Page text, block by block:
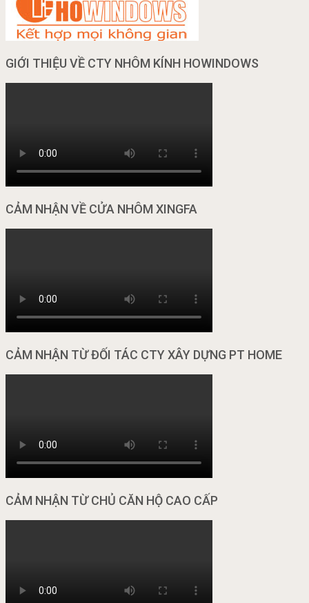
GIỚI THIỆU VỀ CTY NHÔM KÍNH HOWINDOWS
CẢM NHẬN VỀ CỬA NHÔM XINGFA
CẢM NHẬN TỪ ĐỐI TÁC CTY XÂY DỰNG PT HOME
CẢM NHẬN TỪ CHỦ CĂN HỘ CAO CẤP